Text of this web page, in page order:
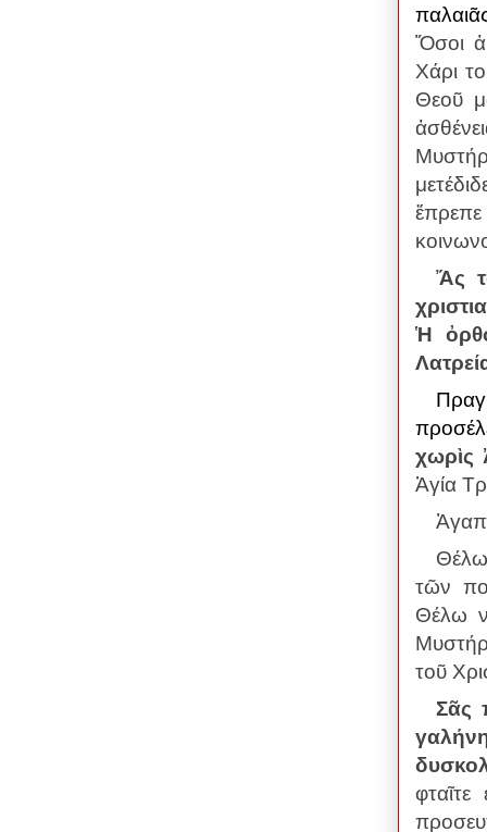
Ὅσοι
Χάρι
Θεοῦ
M
Ἄς
Ἡ
χωρὶς
Ἁγία
τῶν
Θέλω
τοῦ
Σᾶς